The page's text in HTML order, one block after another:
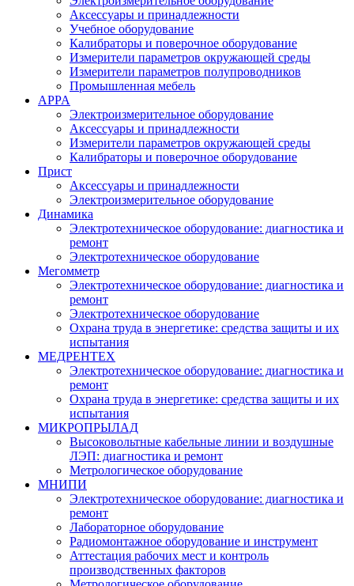
Аксессуары и принадлежности
Учебное оборудование
Калибраторы и поверочное оборудование
Измерители параметров окружающей среды
Измерители параметров полупроводников
Промышленная мебель
APPA
Электроизмерительное оборудование
Аксессуары и принадлежности
Измерители параметров окружающей среды
Калибраторы и поверочное оборудование
Прист
Аксессуары и принадлежности
Электроизмерительное оборудование
Динамика
Электротехническое оборудование: диагностика и
ремонт
Электротехническое оборудование
Мегомметр
Электротехническое оборудование: диагностика и
ремонт
Электротехническое оборудование
Охрана труда в энергетике: средства защиты и их
испытания
МЕДРЕНТЕХ
Электротехническое оборудование: диагностика и
ремонт
Охрана труда в энергетике: средства защиты и их
испытания
МИКРОПРЫЛАД
Высоковольтные кабельные линии и воздушные
ЛЭП: диагностика и ремонт
Метрологическое оборудование
МНИПИ
Электротехническое оборудование: диагностика и
ремонт
Лабораторное оборудование
Радиомонтажное оборудование и инструмент
Аттестация рабочих мест и контроль
производственных факторов